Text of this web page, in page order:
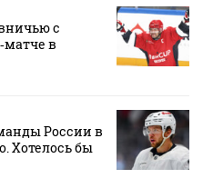
с
в
России в
Хотелось бы